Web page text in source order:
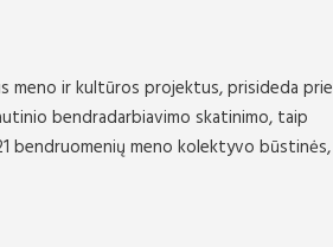
meno ir kultūros projektus, prisideda prie
bendradarbiavimo skatinimo, taip
bendruomenių meno kolektyvo būstinės,